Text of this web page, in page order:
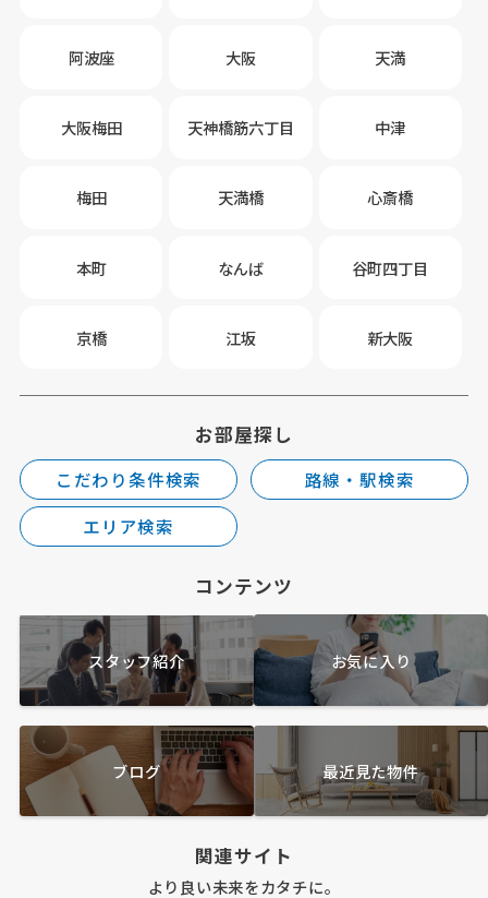
阿波座 大阪 天満
大阪梅田 天神橋筋六丁目 中津
梅田 天満橋 心斎橋
本町 なんば 谷町四丁目
京橋 江坂 新大阪
お部屋探し
こだわり条件検索
路線・駅検索
エリア検索
コンテンツ
スタッフ紹介 お気に入り
ブログ 最近見た物件
関連サイト
より良い未来をカタチに。